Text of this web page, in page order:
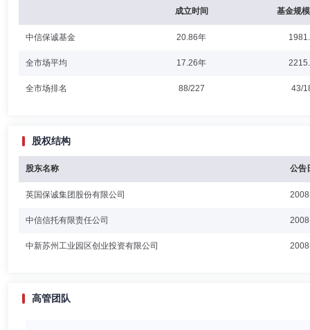
成立时间 基金规
中信保诚基金 20.86年
全市场平均 17.26年
全市场排名 88/227 43/
股权结构
股东名称 公告
英国保诚集团股份有限公司
中信信托有限责任公司
中新苏州工业园区创业投资有限公司
高管团队